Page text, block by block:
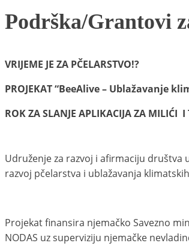
Podrška/Grantovi
VRIJEME JE ZA PČELARSTVO!?
PROJEKAT “BeeAlive – Ublažavanje
ROK ZA SLANJE APLIKACIJA ZA MILIĆI I
Udruženje za razvoj i afirmaciju društva
razvoj pčelarstva i ublažavanja
Projekat finansira njemačko Savezno
NODAS uz superviziju njemačke